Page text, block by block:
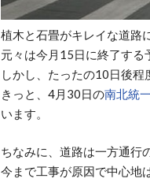
植木と石畳がキレイな道路
元々は今月15日に終了する
しかし、たったの10日後程
きっと、4月30日の南北統
います。
ちなみに、道路は一方通行
今まで工事が原因で中心地